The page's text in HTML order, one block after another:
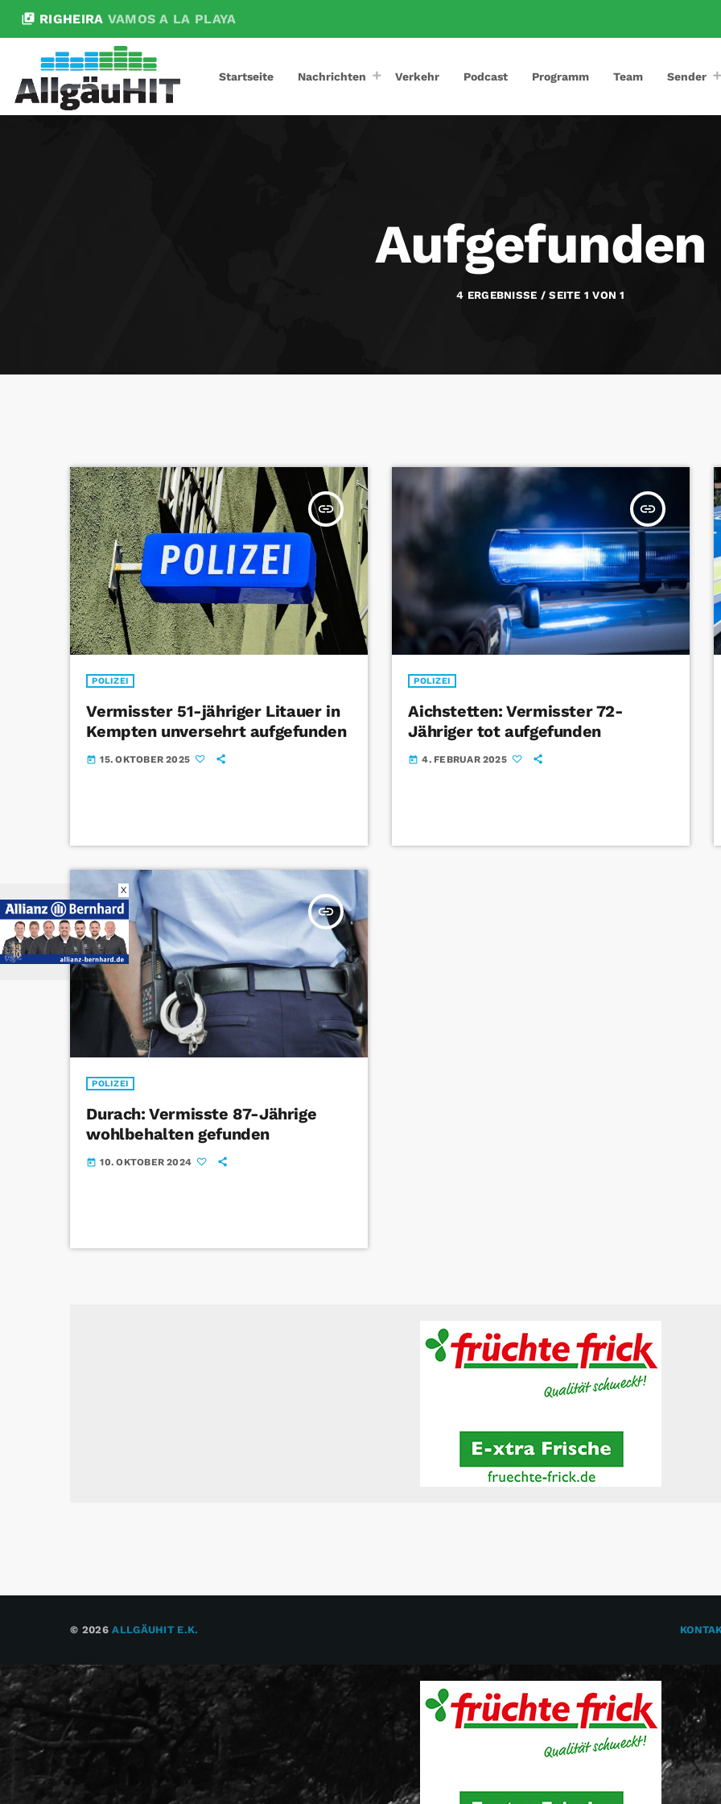
library_music RIGHEIRA VAMOS A LA PLAYA
Startseite Nachrichten Verkehr Podcast Programm Team Sender
Aufgefunden
4 ERGEBNISSE / SEITE 1 VON 1
insert_link
POLIZEI
Vermisster 51-jähriger Litauer in
Kempten unversehrt aufgefunden
today 15. OKTOBER 2025
insert_link
POLIZEI
Aichstetten: Vermisster 72-
Jähriger tot aufgefunden
today 4. FEBRUAR 2025
insert_link
POLIZEI
Durach: Vermisste 87-Jährige
wohlbehalten gefunden
today 10. OKTOBER 2024
© 2026ALLGÄUHIT E.K.
X